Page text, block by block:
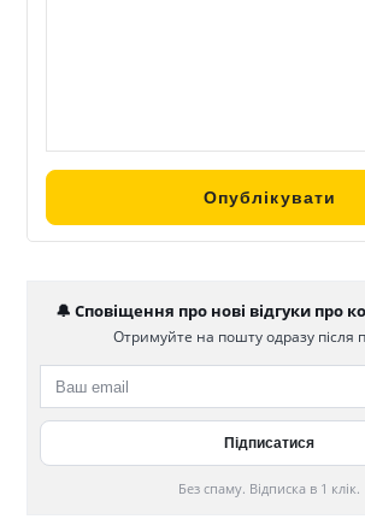
🔔 Сповіщення про нові відгуки про
Отримуйте на пошту одразу після
Без спаму. Відписка в 1 клік.